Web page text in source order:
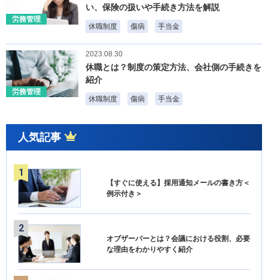
労務管理
い、保険の扱いや手続き方法を解説
休職制度 傷病 手当金
労務管理
2023.08.30
休職とは？制度の策定方法、会社側の手続きを
紹介
休職制度 傷病 手当金
人気記事
【すぐに使える】採用通知メールの書き方＜
例示付き＞
オブザーバーとは？会議における役割、必要
な理由をわかりやすく紹介